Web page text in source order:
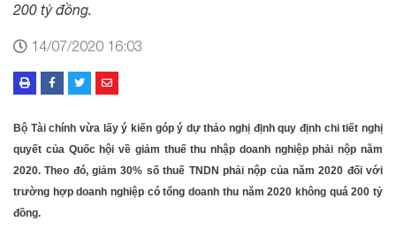
200 tỷ đồng.
14/07/2020 16:03
Bộ Tài chính vừa lấy ý kiến góp ý dự thảo nghị định quy định chi tiết nghị
quyết của Quốc hội về giảm thuế thu nhập doanh nghiệp phải nộp năm
2020. Theo đó, giảm 30% số thuế TNDN phải nộp của năm 2020 đối với
trường hợp doanh nghiệp có tổng doanh thu năm 2020 không quá 200 tỷ
đồng.